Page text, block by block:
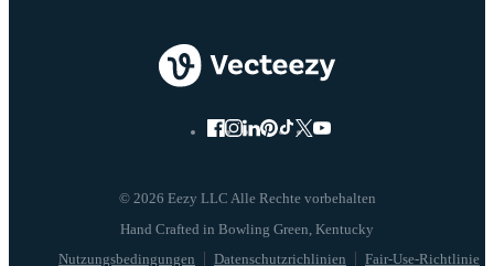
© 2026 Eezy LLC Alle Rechte vorbehalten
Nutzungsbedingungen Datenschutzrichlinien Fair-Use-Richtlinie